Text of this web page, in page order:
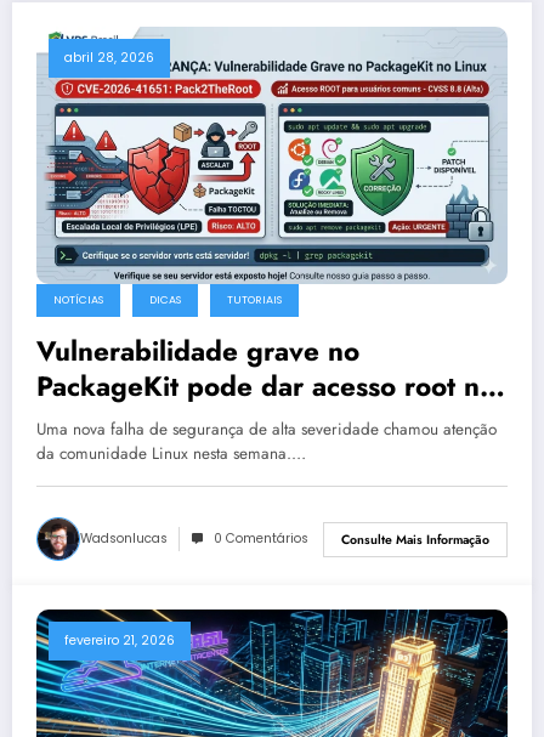
abril 28, 2026
NOTÍCIAS DICAS TUTORIAIS
Vulnerabilidade grave no
PackageKit pode dar acesso root no
Linux: veja se seu servidor está
exposto
Uma nova falha de segurança de alta severidade chamou atenção
da comunidade Linux nesta semana.…
Wadsonlucas 0 Comentários Consulte Mais Informação
fevereiro 21, 2026